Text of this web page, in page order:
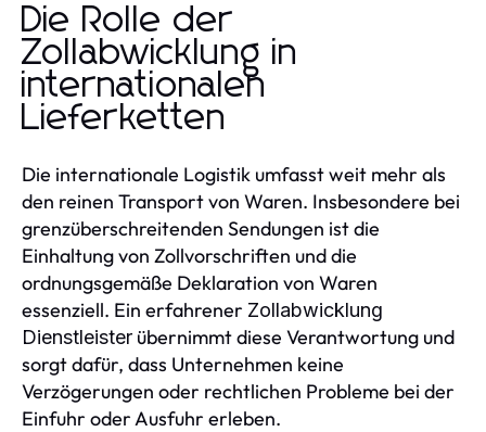
Die Rolle der
Zollabwicklung in
internationalen
Lieferketten
Die internationale Logistik umfasst weit mehr als
den reinen Transport von Waren. Insbesondere bei
grenzüberschreitenden Sendungen ist die
Einhaltung von Zollvorschriften und die
ordnungsgemäße Deklaration von Waren
essenziell. Ein erfahrener Zollabwicklung
Dienstleister übernimmt diese Verantwortung und
sorgt dafür, dass Unternehmen keine
Verzögerungen oder rechtlichen Probleme bei der
Einfuhr oder Ausfuhr erleben.